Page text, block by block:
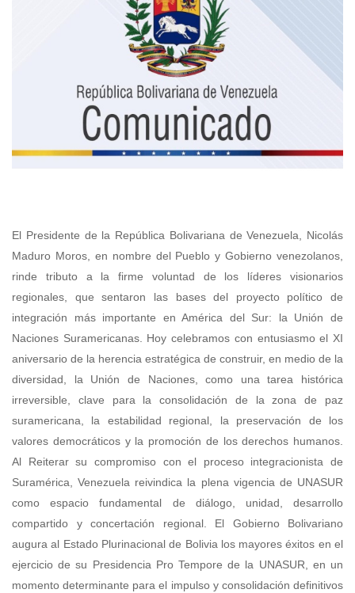
El Presidente de la República Bolivariana de Venezuela, Nicolás
Maduro Moros, en nombre del Pueblo y Gobierno venezolanos,
rinde tributo a la firme voluntad de los líderes visionarios
regionales, que sentaron las bases del proyecto político de
integración más importante en América del Sur: la Unión de
Naciones Suramericanas. Hoy celebramos con entusiasmo el XI
aniversario de la herencia estratégica de construir, en medio de la
diversidad, la Unión de Naciones, como una tarea histórica
irreversible, clave para la consolidación de la zona de paz
suramericana, la estabilidad regional, la preservación de los
valores democráticos y la promoción de los derechos humanos.
Al Reiterar su compromiso con el proceso integracionista de
Suramérica, Venezuela reivindica la plena vigencia de UNASUR
como espacio fundamental de diálogo, unidad, desarrollo
compartido y concertación regional. El Gobierno Bolivariano
augura al Estado Plurinacional de Bolivia los mayores éxitos en el
ejercicio de su Presidencia Pro Tempore de la UNASUR, en un
momento determinante para el impulso y consolidación definitivos